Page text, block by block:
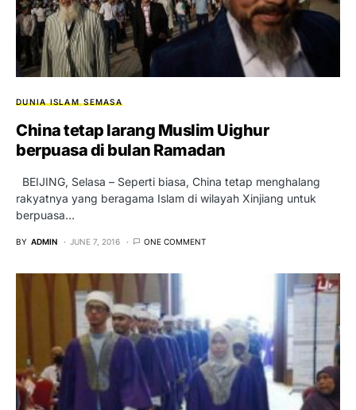
DUNIA ISLAM SEMASA
China tetap larang Muslim Uighur
berpuasa di bulan Ramadan
BEIJING, Selasa – Seperti biasa, China tetap menghalang
rakyatnya yang beragama Islam di wilayah Xinjiang untuk
berpuasa…
BY ADMIN JUNE 7, 2016 ONE COMMENT